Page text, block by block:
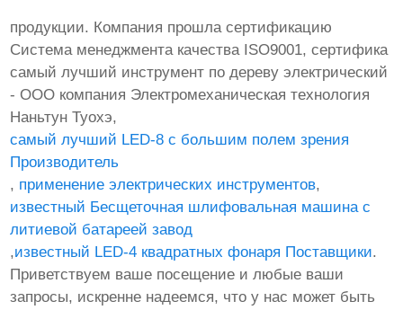
продукции. Компания прошла сертификацию
Система менеджмента качества ISO9001, сертифика
самый лучший инструмент по дереву электрический
- ООО компания Электромеханическая технология
Наньтун Туохэ,
самый лучший LED-8 с большим полем зрения
Производитель
, применение электрических инструментов,
известный Бесщеточная шлифовальная машина с
литиевой батареей завод
,известный LED-4 квадратных фонаря Поставщики.
Приветствуем ваше посещение и любые ваши
запросы, искренне надеемся, что у нас может быть